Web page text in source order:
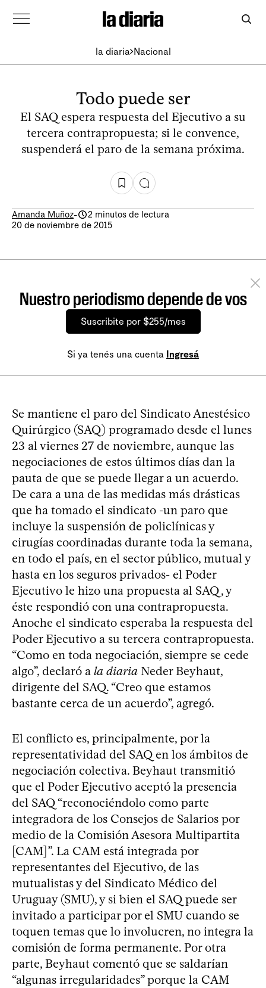
la diaria Nacional
Todo puede ser
El SAQ espera respuesta del Ejecutivo a su
tercera contrapropuesta; si le convence,
suspenderá el paro de la semana próxima.
Amanda Muñoz-
2 minutos de lectura
20 de noviembre de 2015
Nuestro periodismo depende de vos
Suscribite por $255/mes
Si ya tenés una cuenta Ingresá
Se mantiene el paro del Sindicato Anestésico
Quirúrgico (SAQ) programado desde el lunes
23 al viernes 27 de noviembre, aunque las
negociaciones de estos últimos días dan la
pauta de que se puede llegar a un acuerdo.
De cara a una de las medidas más drásticas
que ha tomado el sindicato -un paro que
incluye la suspensión de policlínicas y
cirugías coordinadas durante toda la semana,
en todo el país, en el sector público, mutual y
hasta en los seguros privados- el Poder
Ejecutivo le hizo una propuesta al SAQ, y
éste respondió con una contrapropuesta.
Anoche el sindicato esperaba la respuesta del
Poder Ejecutivo a su tercera contrapropuesta.
“Como en toda negociación, siempre se cede
algo”, declaró a la diaria Neder Beyhaut,
dirigente del SAQ. “Creo que estamos
bastante cerca de un acuerdo”, agregó.
El conflicto es, principalmente, por la
representatividad del SAQ en los ámbitos de
negociación colectiva. Beyhaut transmitió
que el Poder Ejecutivo aceptó la presencia
del SAQ “reconociéndolo como parte
integradora de los Consejos de Salarios por
medio de la Comisión Asesora Multipartita
[CAM]”. La CAM está integrada por
representantes del Ejecutivo, de las
mutualistas y del Sindicato Médico del
Uruguay (SMU), y si bien el SAQ puede ser
invitado a participar por el SMU cuando se
toquen temas que lo involucren, no integra la
comisión de forma permanente. Por otra
parte, Beyhaut comentó que se saldarían
“algunas irregularidades” porque la CAM